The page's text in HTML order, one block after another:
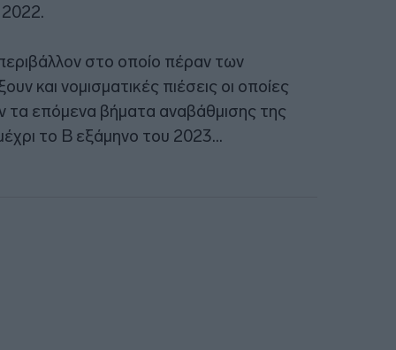
στο οποίο πέραν των
και νομισματικές πιέσεις οι οποίες
τα επόμενα βήματα αναβάθμισης της
το Β εξάμηνο του 2023…